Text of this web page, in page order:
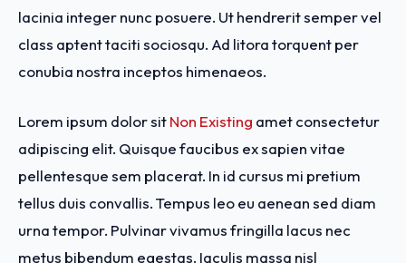
lacinia integer nunc posuere. Ut hendrerit semper vel
class aptent taciti sociosqu. Ad litora torquent per
conubia nostra inceptos himenaeos.
Lorem ipsum dolor sitNon Existing amet consectetur
adipiscing elit. Quisque faucibus ex sapien vitae
pellentesque sem placerat. In id cursus mi pretium
tellus duis convallis. Tempus leo eu aenean sed diam
urna tempor. Pulvinar vivamus fringilla lacus nec
metus bibendum egestas. Iaculis massa nisl